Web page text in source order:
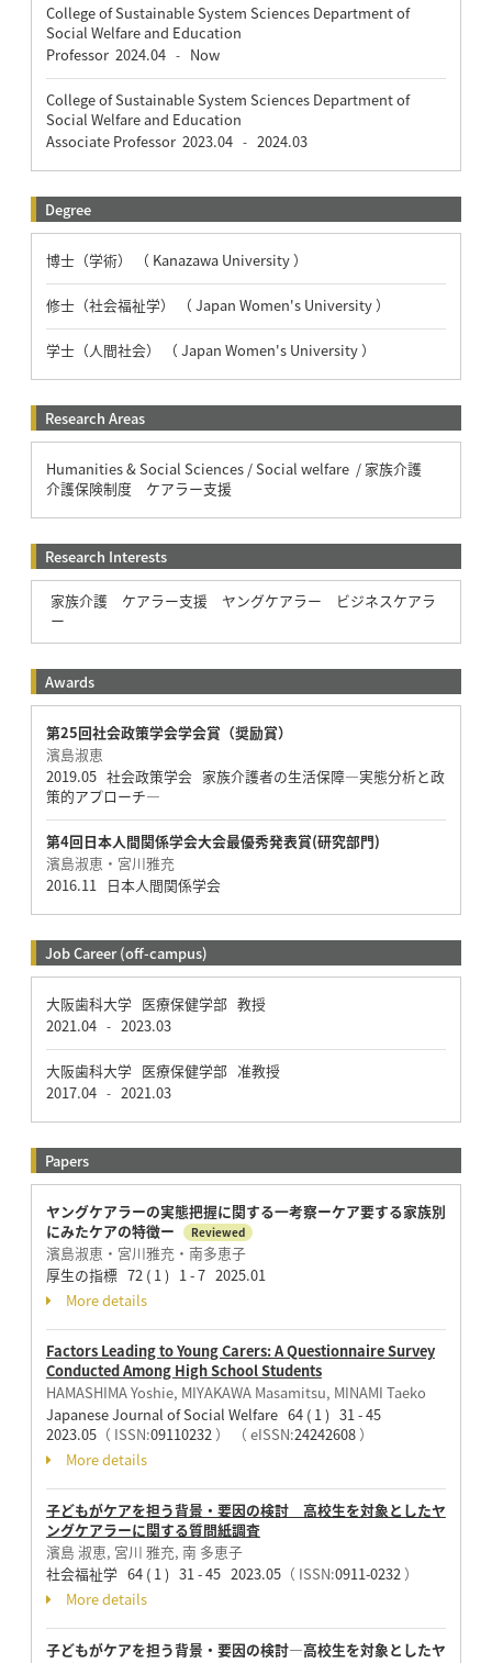
College of Sustainable System Sciences Department of
Social Welfare and Education
Professor 2024.04 - Now
College of Sustainable System Sciences Department of
Social Welfare and Education
Associate Professor 2023.04 - 2024.03
Degree
博士（学術） （ Kanazawa University ）
修士（社会福祉学） （ Japan Women's University ）
学士（人間社会） （ Japan Women's University ）
Research Areas
Humanities & Social Sciences / Social welfare / 家族介護
介護保険制度 ケアラー支援
Research Interests
家族介護 ケアラー支援 ヤングケアラー ビジネスケアラ
ー
Awards
第25回社会政策学会学会賞（奨励賞）
濱島淑恵
2019.05 社会政策学会 家族介護者の生活保障―実態分析と政
策的アプローチ―
第4回日本人間関係学会大会最優秀発表賞(研究部門)
濱島淑恵・宮川雅充
2016.11 日本人間関係学会
Job Career (off-campus)
大阪歯科大学 医療保健学部 教授
2021.04 - 2023.03
大阪歯科大学 医療保健学部 准教授
2017.04 - 2021.03
Papers
ヤングケアラーの実態把握に関する一考察ーケア要する家族別
にみたケアの特徴ー
Reviewed
濱島淑恵・宮川雅充・南多恵子
厚生の指標 72 ( 1 ) 1 - 7 2025.01
More details
Factors Leading to Young Carers: A Questionnaire Survey
Conducted Among High School Students
HAMASHIMA Yoshie, MIYAKAWA Masamitsu, MINAMI Taeko
Japanese Journal of Social Welfare 64 ( 1 ) 31 - 45
2023.05（ ISSN:09110232） （ eISSN:24242608）
More details
子どもがケアを担う背景・要因の検討 高校生を対象としたヤ
ングケアラーに関する質問紙調査
濱島 淑恵, 宮川 雅充, 南 多恵子
社会福祉学 64 ( 1 ) 31 - 45 2023.05（ ISSN:0911-0232）
More details
子どもがケアを担う背景・要因の検討―高校生を対象としたヤ